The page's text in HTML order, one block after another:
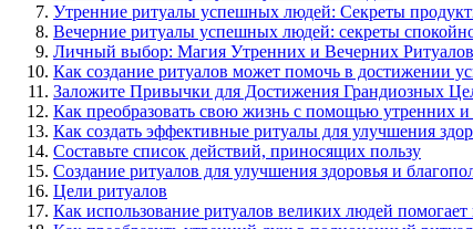
Утренние ритуалы успешных людей: Секреты
Вечерние ритуалы успешных людей: секреты
Личный выбор: Магия Утренних и Вечерних Ритуалов
Как создание ритуалов может помочь в достижении
Заложите Привычки для Достижения Грандиозных
Как преобразовать свою жизнь с помощью утренних и
Как создать эффективные ритуалы для улучшения
Составьте список действий, приносящих пользу
Создание ритуалов для улучшения здоровья и
Цели ритуалов
Как использование ритуалов великих людей